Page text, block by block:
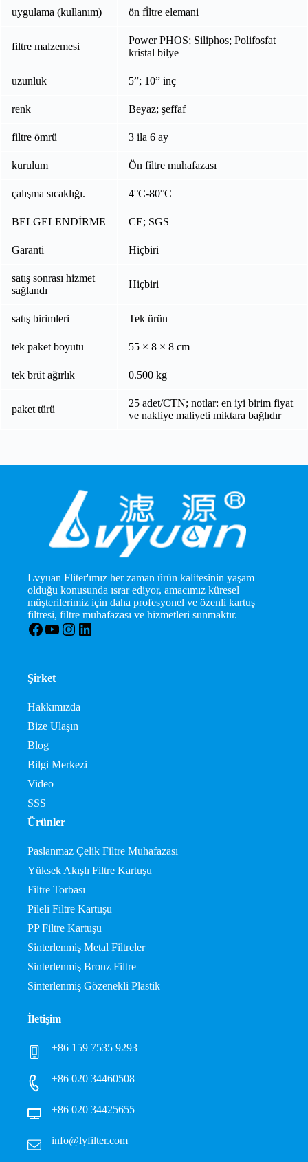
uygulama (kullanım) ön fi̇ltre elemani
filtre malzemesi
Power PHOS; Siliphos; Polifosfat
kristal bilye
uzunluk 5”; 10” inç
renk Beyaz; şeffaf
filtre ömrü 3 ila 6 ay
kurulum Ön filtre muhafazası
çalışma sıcaklığı. 4°C-80°C
BELGELENDİRME CE; SGS
Garanti Hiçbiri
satış sonrası hizmet
sağlandı
Hiçbiri
satış birimleri Tek ürün
tek paket boyutu 55 × 8 × 8 cm
tek brüt ağırlık 0.500 kg
paket türü
25 adet/CTN; notlar: en iyi birim fiyat
ve nakliye maliyeti miktara bağlıdır
Lvyuan Fliter'ımız her zaman ürün kalitesinin yaşam
olduğu konusunda ısrar ediyor, amacımız küresel
müşterilerimiz için daha profesyonel ve özenli kartuş
filtresi, filtre muhafazası ve hizmetleri sunmaktır.
Facebook
YouTube
Instagram
LinkedIn
Şirket
Hakkımızda
Bize Ulaşın
Blog
Bilgi Merkezi
Video
SSS
Ürünler
Paslanmaz Çelik Filtre Muhafazası
Yüksek Akışlı Filtre Kartuşu
Filtre Torbası
Pileli Filtre Kartuşu
PP Filtre Kartuşu
Sinterlenmiş Metal Filtreler
Sinterlenmiş Bronz Filtre
Sinterlenmiş Gözenekli Plastik
İletişim
+86 159 7535 9293
+86 020 34460508
+86 020 34425655
info@lyfilter.com